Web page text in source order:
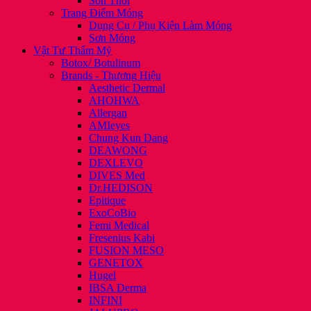
Trang Điểm Móng
Dụng Cụ / Phụ Kiện Làm Móng
Sơn Móng
Vật Tư Thẩm Mỹ
Botox/ Botulinum
Brands - Thương Hiệu
Aesthetic Dermal
AHOHWA
Allergan
AMIeyes
Chung Kun Dang
DEAWONG
DEXLEVO
DIVES Med
Dr.HEDISON
Epitique
ExoCoBio
Femi Medical
Fresenius Kabi
FUSION MESO
GENETOX
Hugel
IBSA Derma
INFINI